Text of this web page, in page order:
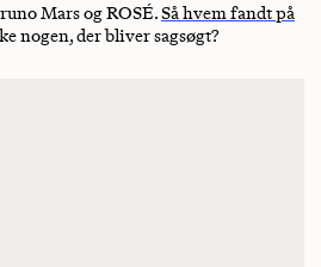
Mars og ROSÉ.Så hvem fandt på
nogen, der bliver sagsøgt?